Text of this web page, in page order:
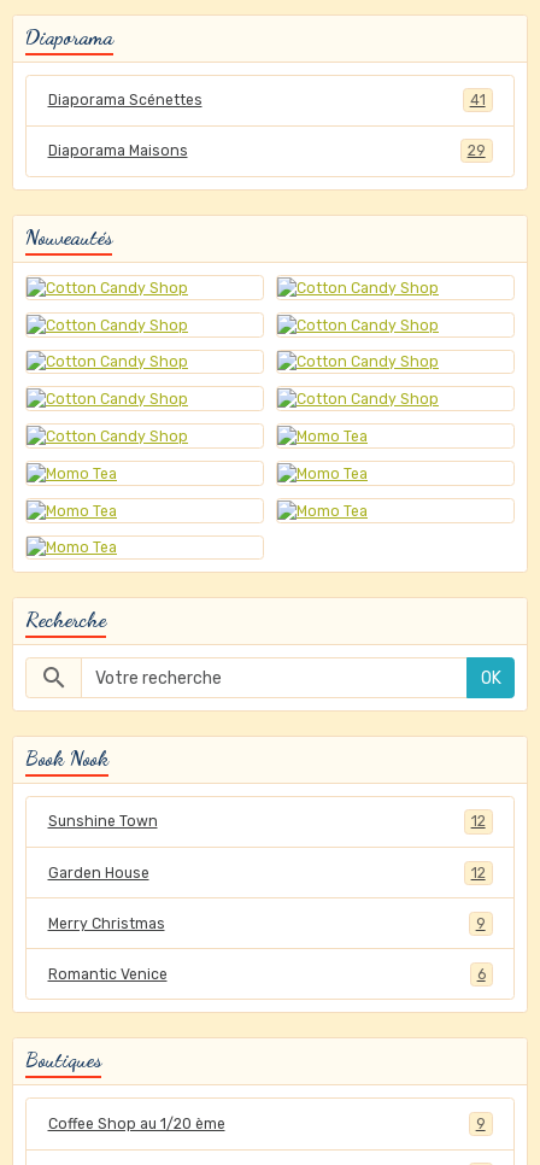
Diaporama
Diaporama Scénettes 41
Diaporama Maisons 29
Nouveautés
Recherche
OK
Book Nook
Sunshine Town 12
Garden House 12
Merry Christmas 9
Romantic Venice 6
Boutiques
Coffee Shop au 1/20 ème 9